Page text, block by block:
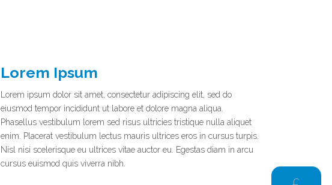
Lorem Ipsum
Lorem ipsum dolor sit amet, consectetur adipiscing elit, sed do
eiusmod tempor incididunt ut labore et dolore magna aliqua.
Phasellus vestibulum lorem sed risus ultricies tristique nulla aliquet
enim. Placerat vestibulum lectus mauris ultrices eros in cursus turpis.
Nisl nisi scelerisque eu ultrices vitae auctor eu. Egestas diam in arcu
cursus euismod quis viverra nibh.